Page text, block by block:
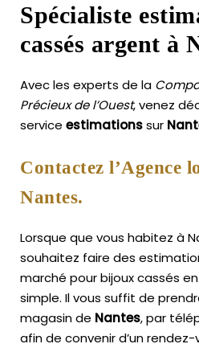
Spécialiste
cassés argent à
Avec les experts de la
Précieux de l’Ouest, venez
service estimationssur
Contactez l’Agence
Nantes.
Lorsque que vous habitez à
souhaitez faire des
marché pour bijoux cassés
simple. Il vous suffit de
magasin de Nantes, par
afin de convenir d’un